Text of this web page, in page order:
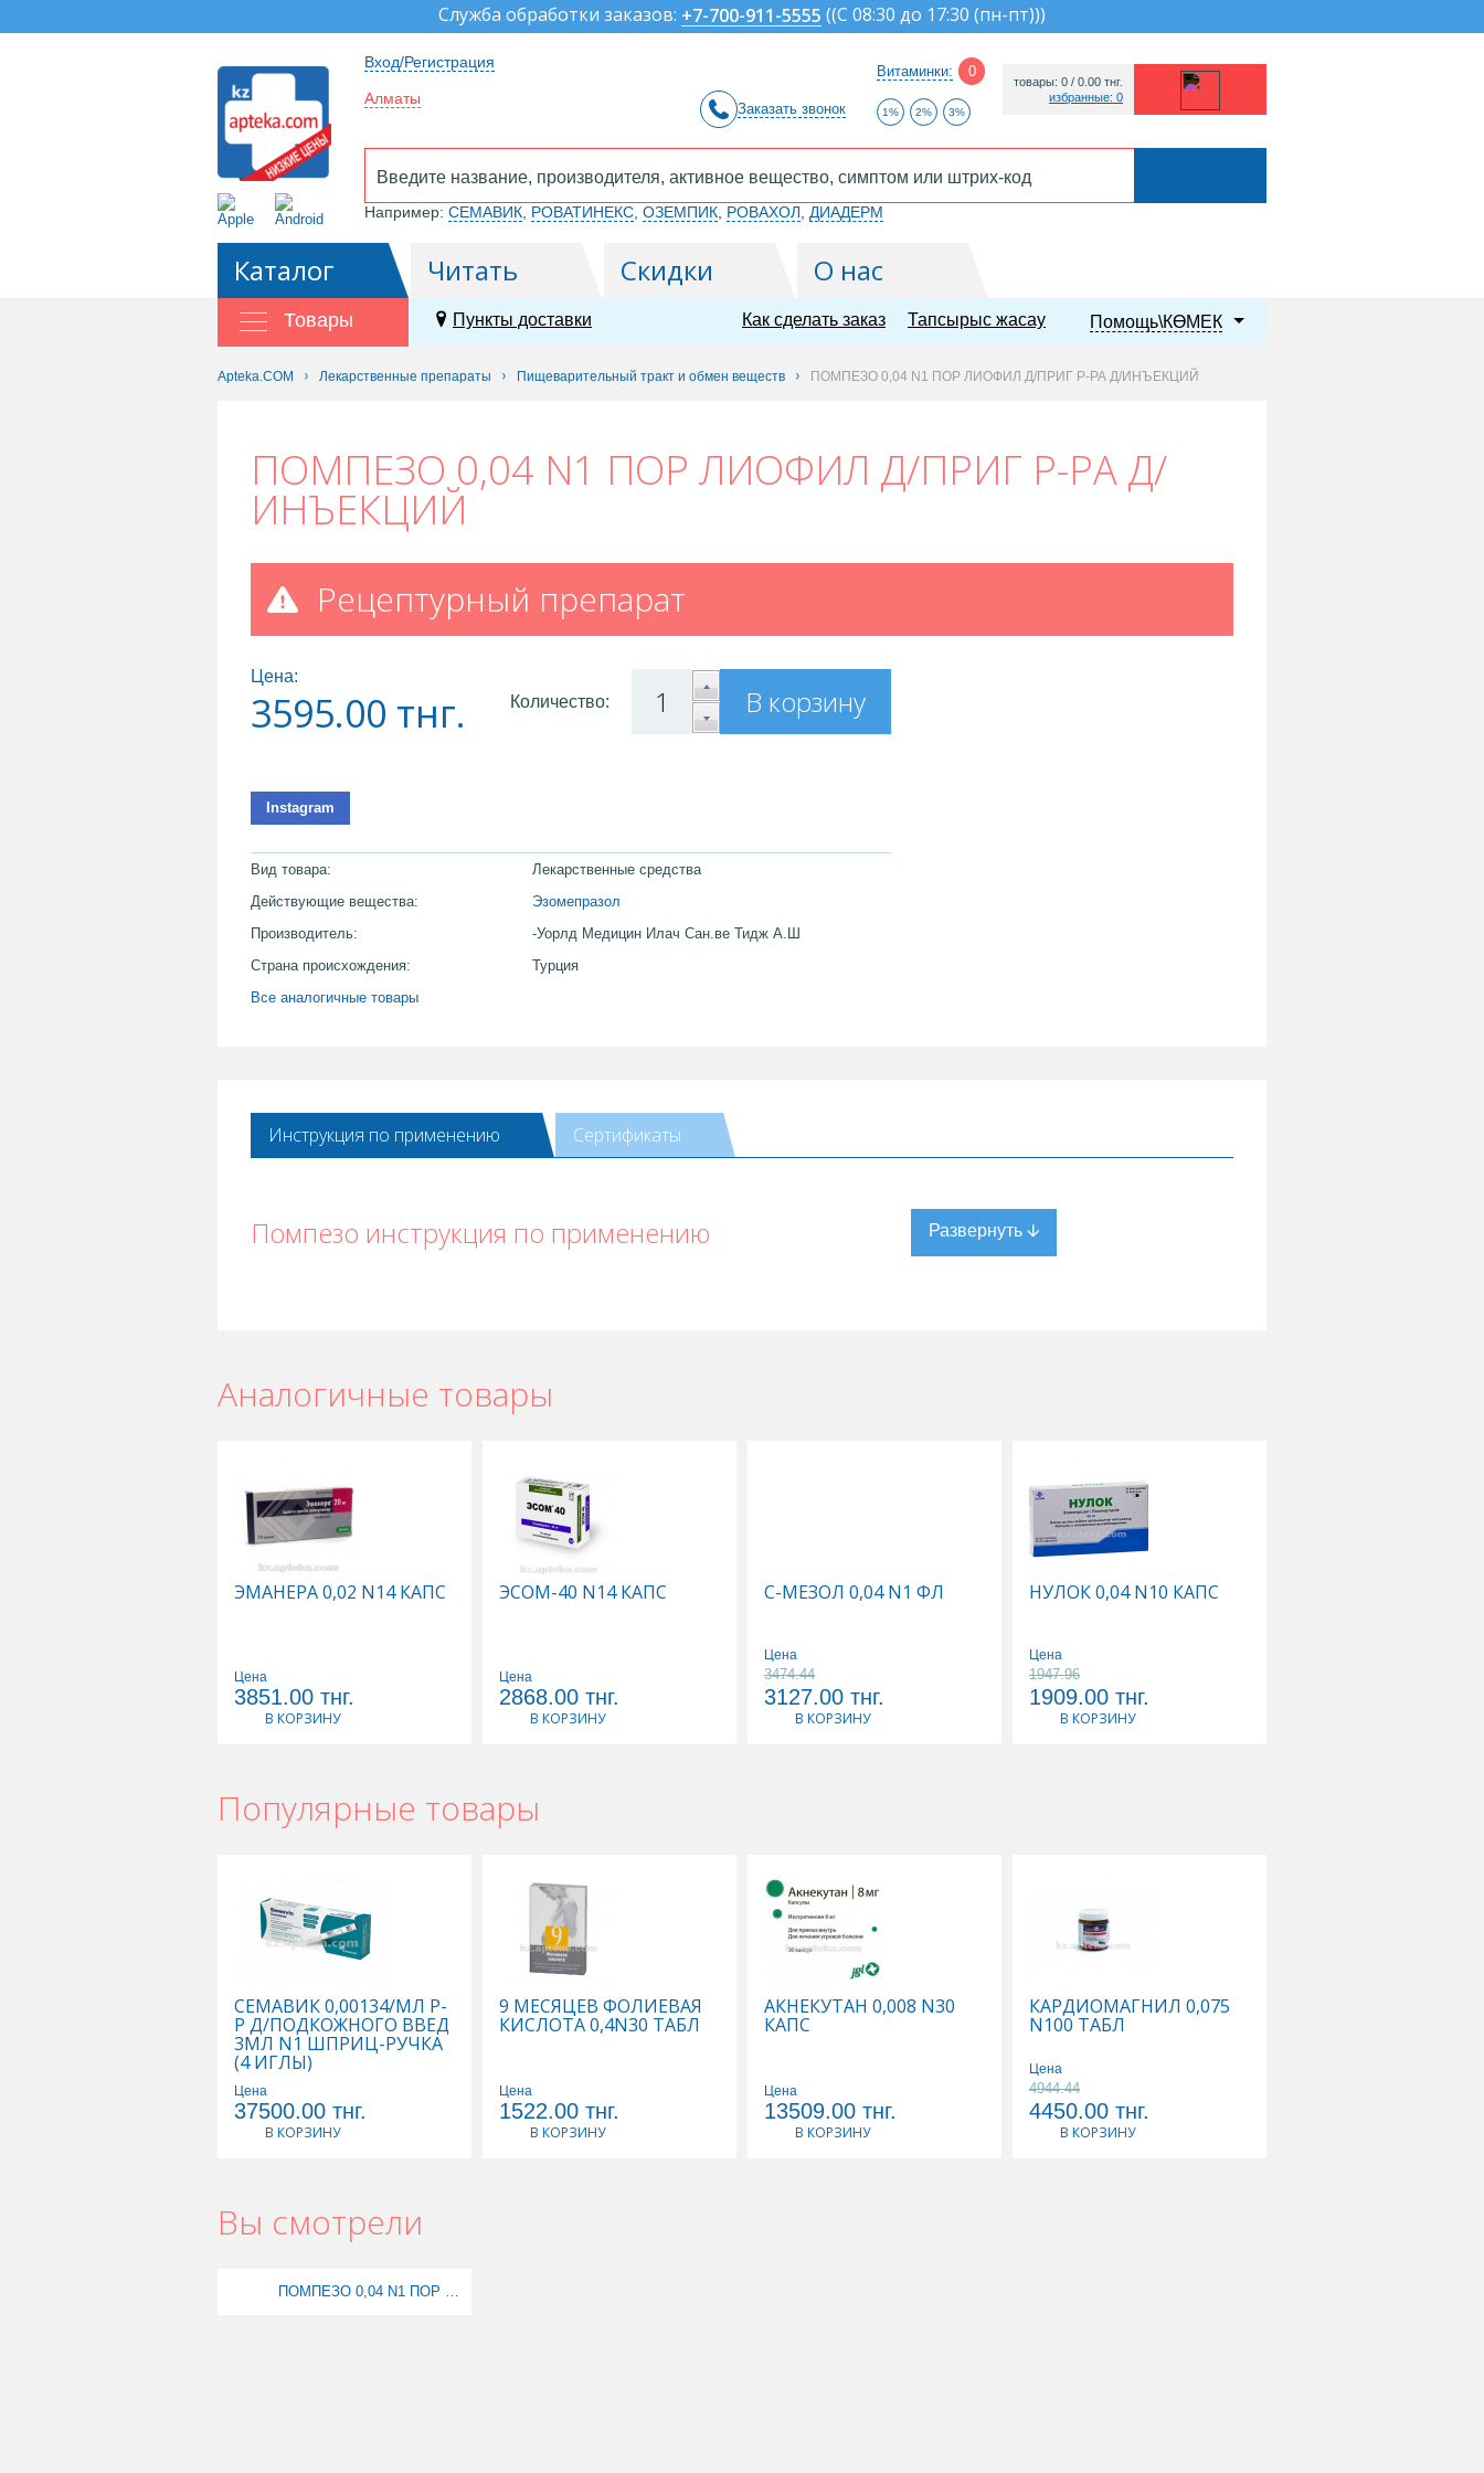
Служба обработки заказов: +7-700-911-5555 ((С 08:30 до 17:30 (пн-пт)))
Вход/Регистрация
Алматы
Заказать звонок
Витаминки: 0
1% 2% 3%
товары: 0 / 0.00 тнг.
избранные: 0
Например: СЕМАВИК РОВАТИНЕКС ОЗЕМПИК РОВАХОЛ ДИАДЕРМ
Каталог Читать Скидки О нас
Товары Пункты доставки Помощь\КӨМЕК
Тапсырыс жасау
Как сделать заказ
Apteka.COM Лекарственные препараты Пищеварительный тракт и обмен веществ ПОМПЕЗО 0,04 N1 ПОР ЛИОФИЛ Д/ПРИГ Р-РА Д/ИНЪЕКЦИЙ
ПОМПЕЗО 0,04 N1 ПОР ЛИОФИЛ Д/ПРИГ Р-РА Д/
ИНЪЕКЦИЙ
Рецептурный препарат
Цена:
3595.00 тнг. В корзину
Количество:
Instagram
Вид товара:
Лекарственные средства
Действующие вещества:
Эзомепразол
Производитель:
-Уорлд Медицин Илач Сан.ве Тидж А.Ш
Страна происхождения:
Турция
Все аналогичные товары
Инструкция по применению Сертификаты
Помпезо инструкция по применению
Аналогичные товары
ЭМАНЕРА 0,02 N14 КАПС
Цена
3851.00 тнг.
В КОРЗИНУ
ЭСОМ-40 N14 КАПС
Цена
2868.00 тнг.
В КОРЗИНУ
С-МЕЗОЛ 0,04 N1 ФЛ
Цена
3474.44
3127.00 тнг.
В КОРЗИНУ
НУЛОК 0,04 N10 КАПС
Цена
1947.96
1909.00 тнг.
В КОРЗИНУ
Популярные товары
СЕМАВИК 0,00134/МЛ Р-
Р Д/ПОДКОЖНОГО ВВЕД
3МЛ N1 ШПРИЦ-РУЧКА
(4 ИГЛЫ)
Цена
37500.00 тнг.
В КОРЗИНУ
9 МЕСЯЦЕВ ФОЛИЕВАЯ
КИСЛОТА 0,4N30 ТАБЛ
Цена
1522.00 тнг.
В КОРЗИНУ
АКНЕКУТАН 0,008 N30
КАПС
Цена
13509.00 тнг.
В КОРЗИНУ
КАРДИОМАГНИЛ 0,075
N100 ТАБЛ
Цена
4944.44
4450.00 тнг.
В КОРЗИНУ
Вы смотрели